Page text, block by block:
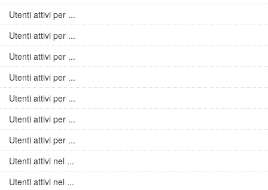
Utenti attivi per ...
Utenti attivi per ...
Utenti attivi per ...
Utenti attivi per ...
Utenti attivi per ...
Utenti attivi per ...
Utenti attivi per ...
Utenti attivi nel ...
Utenti attivi nel ...